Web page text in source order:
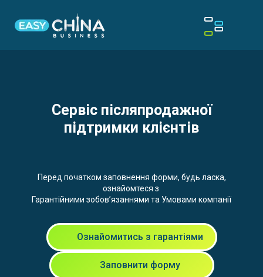
Сервіс післяпродажної
підтримки клієнтів
Перед початком заповнення форми, будь ласка,
ознайомтеся з
Гарантійними зобов’язаннями та Умовами компанії
Ознайомитись з гарантіями
Заповнити форму